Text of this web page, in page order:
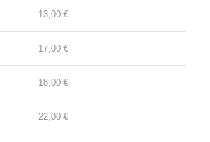
13,00 €
17,00 €
18,00 €
22,00 €